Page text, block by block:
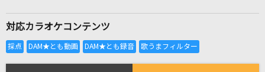
全国りれき
対応カラオケコンテンツ